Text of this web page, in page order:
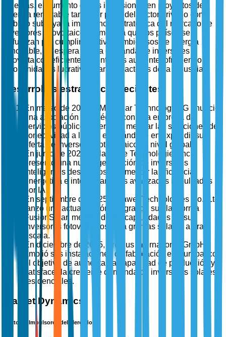
Además, el aumento de las inversiones en proyectos de
energía renovable tanto por parte del sector privado como
público subraya la importancia estratégica del mercado de
inversores fotovoltaicos. A medida que los países se
esfuerzan por cumplir objetivos ambiciosos de energía
renovable, se espera que la demanda de inversores
fotovoltaicos eficientes y rentables aumente, ofreciendo
oportunidades lucrativas para los actores de la industria.
Desarrollos estratégicos recientes
En marzo de 2025, SMA Solar Technology AG anunció
una asociación estratégica con una empresa de
servicios públicos líder para mejorar las soluciones de
conectividad a la red, enfocándose en expandir su
oferta de inversores fotovoltaicos a nivel global.
En junio de 2025, SolarEdge Technologies Inc.
presentó una nueva generación de inversores
inteligentes destinados a aumentar la eficiencia
energética e integrar análisis avanzados impulsados
por IA.
En septiembre de 2025, Huawei Technologies Co., Ltd.
lanzó una actualización integral de su plataforma
FusionSolar, mejorando las capacidades de sus
inversores fotovoltaicos para granjas solares a gran
escala.
En diciembre de 2025, Fronius International GmbH
amplió sus instalaciones de fabricación en Europa, con
el objetivo de aumentar la capacidad de producción y
satisfacer la creciente demanda de inversores solares
residenciales.
Market Dynamics
Factores Impulsores del Mercado